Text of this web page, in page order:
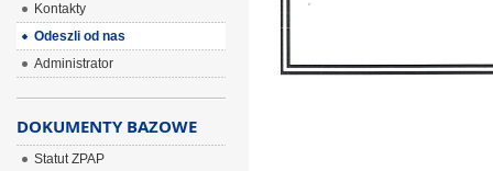
Kontakty
Odeszli od nas
Administrator
DOKUMENTY BAZOWE
Statut ZPAP